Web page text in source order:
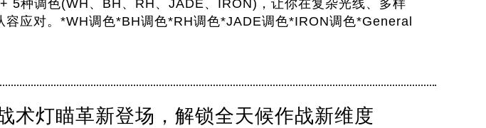
5种调色(WH、BH、RH、JADE、IRON)，让你在复杂光线、多样
容应对。*WH调色*BH调色*RH调色*JADE调色*IRON调色*General
术灯瞄革新登场，解锁全天候作战新维度